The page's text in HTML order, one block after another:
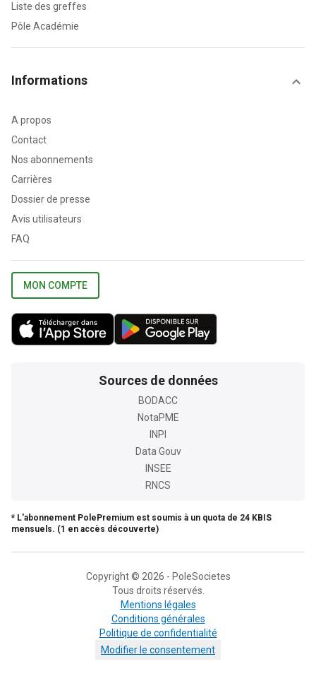
Liste des greffes
Pôle Académie
Informations
A propos
Contact
Nos abonnements
Carrières
Dossier de presse
Avis utilisateurs
FAQ
MON COMPTE
Sources de données
BODACC
NotaPME
INPI
Data Gouv
INSEE
RNCS
* L'abonnement PolePremium est soumis à un quota de 24 KBIS
mensuels. (1 en accès découverte)
Copyright © 2026 - PoleSocietes
Tous droits réservés.
Mentions légales
Conditions générales
Politique de confidentialité
Modifier le consentement